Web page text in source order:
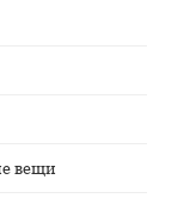
вещи